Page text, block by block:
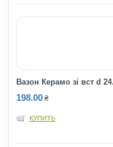
Вазон Керамо зi вст d
198.00 ₴
КУПИТЬ